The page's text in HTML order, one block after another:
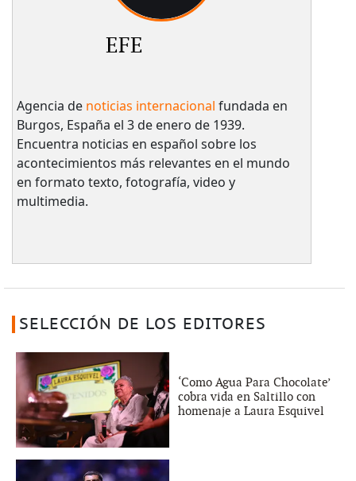
EFE
Agencia de noticias internacional fundada en
Burgos, España el 3 de enero de 1939.
Encuentra noticias en español sobre los
acontecimientos más relevantes en el mundo
en formato texto, fotografía, video y
multimedia.
SELECCIÓN DE LOS EDITORES
‘Como Agua Para Chocolate’
cobra vida en Saltillo con
homenaje a Laura Esquivel